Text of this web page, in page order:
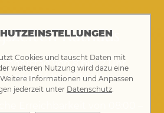
Rathaus
von 8 bis 12 Uhr
auch 14 bis 17.30 Uhr
Cookies und tauscht Daten mit
weiteren Nutzung wird dazu eine
Informationen und Anpassen
jederzeit unter Datenschutz.